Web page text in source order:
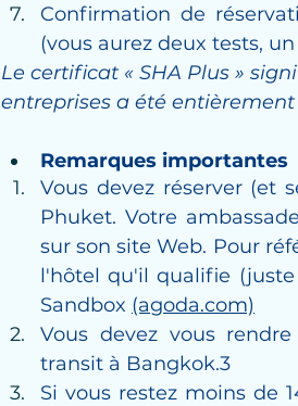
Confirmation de
(vous aurez deux tests,
Le certificat « SHA Plus »
entreprises a été entièrement
Remarques importantes
Vous devez réserver (et
Phuket. Votre
sur son site Web. Pour
l'hôtel qu'il qualifie
Sandbox (agoda.com)
Vous devez vous
transit à Bangkok.3
Si vous restez moins de